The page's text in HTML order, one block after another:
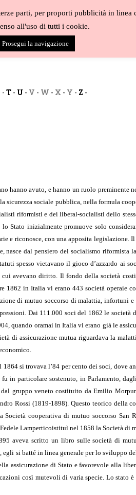
BLOG CATALOGO
-T - U - V - W - X - Y - Z -
hanno avuto, e hanno un ruolo preminente
sicurezza sociale pubblica, nella formula
riformisti e dei liberal-socialisti dello
Stato inizialmente promuove solo
e riconosce, con una apposita legislazione.
dal pensiero del socialismo riformista
spesso vietavano il gioco d’azzardo ai
avevano diritto. Il fondo della società
in Italia vi erano 443 società operaie
di mutuo soccorso di malattia, infortuni
Dai 111.000 soci del 1862 le società
quando oramai in Italia vi erano già le
di assicurazione mutua riguardava la
si trovava l’84 per cento dei soci, dove
in particolare sostenuto, in Parlamento,
gruppo veneto costituito da Emilio
Rossi (1819-1898). Questo teorico della
cooperativa di mutuo soccorso
Lamperticoistituì nel 1858 la Società di
aveva scritto un libro sulle società di
si batté in linea generale per lo sviluppo
assicurazione di Stato e favorevole alla
così mutevoli di varia specie. Lo stato
parti, per proporti pubblicità in linea
all'uso di tutti i cookie.
Prosegui la navigazione